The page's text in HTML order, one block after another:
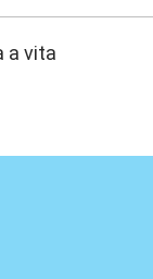
a vita